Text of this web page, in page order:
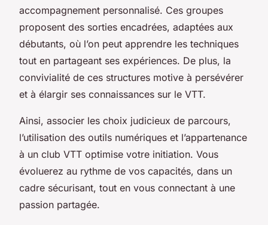
accompagnement personnalisé. Ces groupes
proposent des sorties encadrées, adaptées aux
débutants, où l’on peut apprendre les techniques
tout en partageant ses expériences. De plus, la
convivialité de ces structures motive à persévérer
et à élargir ses connaissances sur le VTT.
Ainsi, associer les choix judicieux de parcours,
l’utilisation des outils numériques et l’appartenance
à un club VTT optimise votre initiation. Vous
évoluerez au rythme de vos capacités, dans un
cadre sécurisant, tout en vous connectant à une
passion partagée.